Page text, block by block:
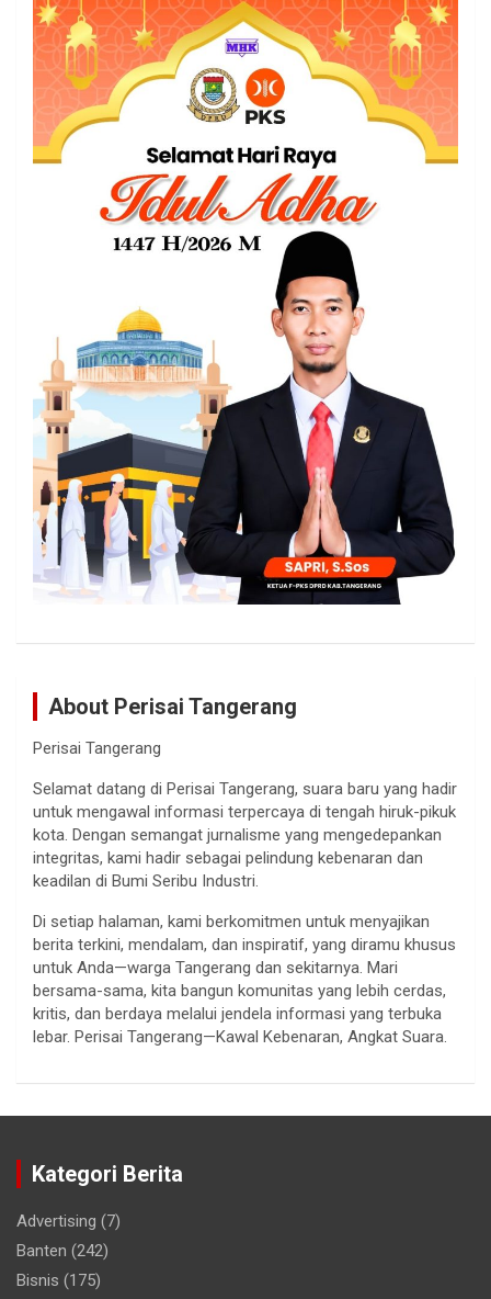
About Perisai Tangerang
Perisai Tangerang
Selamat datang di Perisai Tangerang, suara baru yang hadir
untuk mengawal informasi terpercaya di tengah hiruk-pikuk
kota. Dengan semangat jurnalisme yang mengedepankan
integritas, kami hadir sebagai pelindung kebenaran dan
keadilan di Bumi Seribu Industri.
Di setiap halaman, kami berkomitmen untuk menyajikan
berita terkini, mendalam, dan inspiratif, yang diramu khusus
untuk Anda—warga Tangerang dan sekitarnya. Mari
bersama-sama, kita bangun komunitas yang lebih cerdas,
kritis, dan berdaya melalui jendela informasi yang terbuka
lebar. Perisai Tangerang—Kawal Kebenaran, Angkat Suara.
Kategori Berita
Advertising (7)
Banten (242)
Bisnis (175)